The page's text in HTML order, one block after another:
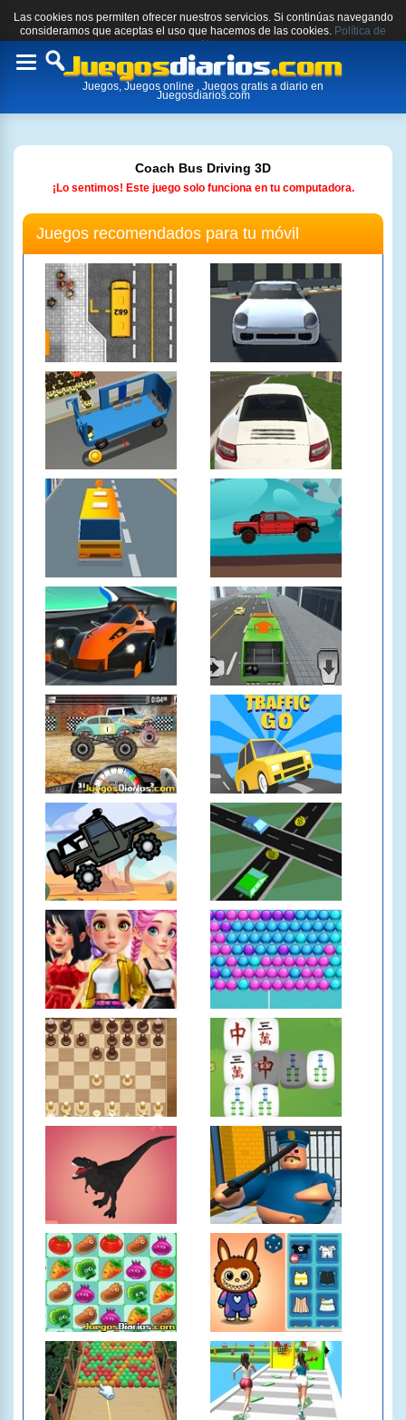
Las cookies nos permiten ofrecer nuestros servicios. Si continúas navegando
consideramos que aceptas el uso que hacemos de las cookies. Política de
cookies.
Toggle
Juegos, Juegos online , Juegos gratis a diario en
Juegosdiarios.com
Coach Bus Driving 3D
¡Lo sentimos! Este juego solo funciona en tu computadora.
Juegos recomendados para tu móvil